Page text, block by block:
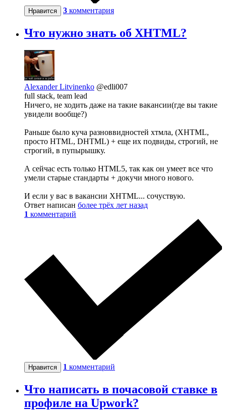
Нравится 3 комментария
Что нужно знать об XHTML?
Alexander Litvinenko @edli007
full stack, team lead
Ничего, не ходить даже на такие вакансии(где вы такие
увидели вообще?)
Раньше было куча разноввидностей хтмла, (XHTML,
просто HTML, DHTML) + еще их подвиды, строгий, не
строгий, в пупырышку.
А сейчас есть только HTML5, так как он умеет все что
умели старые стандарты + докучи много нового.
И если у вас в вакансии XHTML... сочуствую.
Ответ написан более трёх лет назад
1 комментарий
Нравится 1 комментарий
Что написать в почасовой ставке в
профиле на Upwork?